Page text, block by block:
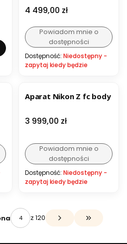
Cena
4 499,00 zł
Powiadom mnie o
dostępności
Dostępność: Niedostępny -
zapytaj kiedy będzie
Aparat Nikon Z fc body
Cena
3 999,00 zł
Powiadom mnie o
dostępności
Dostępność: Niedostępny -
zapytaj kiedy będzie
z produktami
z 120 Przejdź do